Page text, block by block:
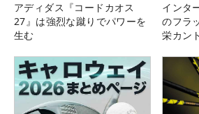
アディダス『コードカオス
27』は強烈な蹴りでパワーを
生む
インタ
のフラ
栄カン